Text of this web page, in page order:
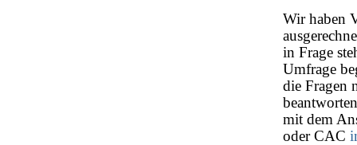
Wir haben
in Frage
Umfrage
die Fragen
mit dem
oder CAC